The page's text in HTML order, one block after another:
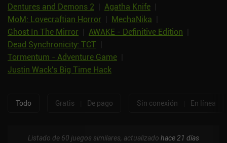
Dentures and Demons 2
Agatha Knife
MoM: Lovecraftian Horror
MechaNika
Ghost In The Mirror
AWAKE - Definitive Edition
Dead Synchronicity: TCT
Tormentum - Adventure Game
Justin Wack's Big Time Hack
Todo Gratis De pago Sin conexión En línea
Listado de 60 juegos similares, actualizado hace 21 días